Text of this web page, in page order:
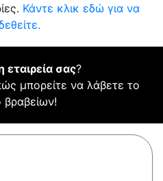
Κάντε κλικ εδώ για να
εταιρεία σας?
μπορείτε να λάβετε το